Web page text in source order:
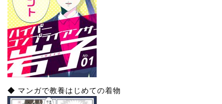
◆ マンガで教養はじめての着物